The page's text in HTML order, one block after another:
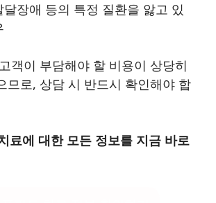
달장애 등의 특정 질환을 앓고 있
객이 부담해야 할 비용이 상당히
므로, 상담 시 반드시 확인해야 합
료에 대한 모든 정보를 지금 바로